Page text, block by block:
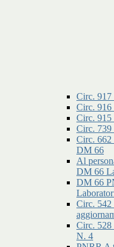
Circ. 917
Circ. 916
Circ. 915
Circ. 739
Circ. 662
DM 66
Al
DM 66
DM 66
Circ. 542
Circ. 528
N. 4